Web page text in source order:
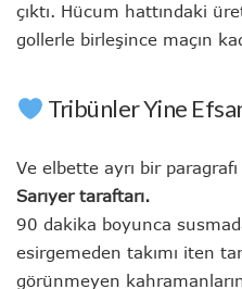
çıktı. Hücum hattındaki
gollerle birleşince maçın
Tribünler Yine
Ve elbette ayrı bir
Sarıyer taraftarı.
90 dakika boyunca
esirgemeden takımı iten
görünmeyen